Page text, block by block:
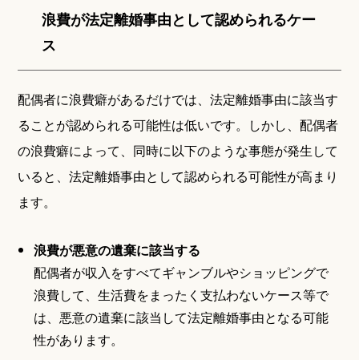
浪費が法定離婚事由として認められるケー
ス
配偶者に浪費癖があるだけでは、法定離婚事由に該当す
ることが認められる可能性は低いです。しかし、配偶者
の浪費癖によって、同時に以下のような事態が発生して
いると、法定離婚事由として認められる可能性が高まり
ます。
浪費が悪意の遺棄に該当する
配偶者が収入をすべてギャンブルやショッピングで
浪費して、生活費をまったく支払わないケース等で
は、悪意の遺棄に該当して法定離婚事由となる可能
性があります。